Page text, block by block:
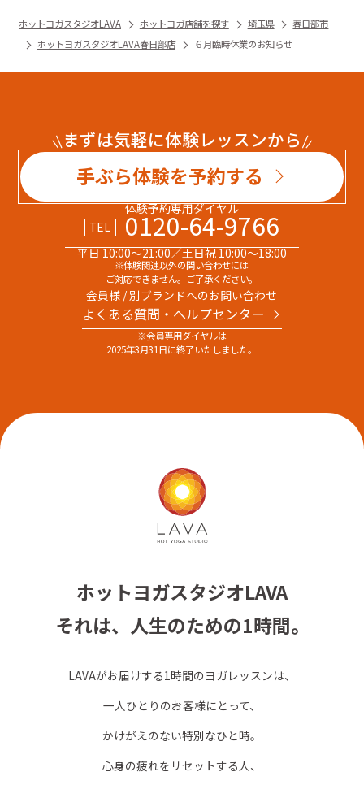
ホットヨガスタジオLAVA ホットヨガ店舗を探す 埼玉県
春日部市
ホットヨガスタジオLAVA春日部店
６月臨時休業のお知らせ
まずは気軽に体験レッスンから
手ぶら体験を予約する
体験予約専用ダイヤル
TEL
0120-64-9766
平日 10:00～21:00／土日祝 10:00～18:00
※体験関連以外の問い合わせには
ご対応できません。ご了承ください。
会員様 / 別ブランドへのお問い合わせ
よくある質問・へルプセンター
※会員専用ダイヤルは
2025年3月31日に終了いたしました。
ホットヨガスタジオLAVA
それは、人生のための1時間。
LAVAがお届けする1時間のヨガレッスンは、
一人ひとりのお客様にとって、
かけがえのない特別なひと時。
心身の疲れをリセットする人、